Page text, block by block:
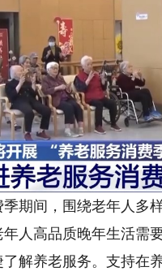
间，围绕老年人多样
人高品质晚年生活需
解养老服务。支持在